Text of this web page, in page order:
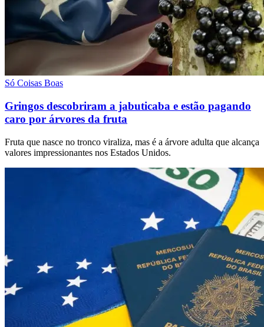
Só Coisas Boas
Gringos descobriram a jabuticaba e estão pagando
caro por árvores da fruta
Fruta que nasce no tronco viraliza, mas é a árvore adulta que alcança
valores impressionantes nos Estados Unidos.